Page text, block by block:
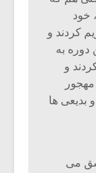
خود
کردند و
دوره به
و
بدیعی ها
می